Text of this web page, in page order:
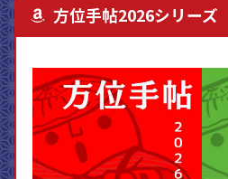
方位手帖2026シリーズ